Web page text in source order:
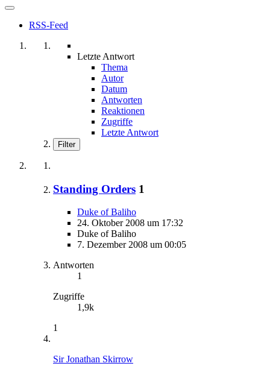
RSS-Feed
Letzte Antwort
Thema
Autor
Datum
Antworten
Reaktionen
Zugriffe
Letzte Antwort
Filter
Standing Orders 1
Duke of Baliho
24. Oktober 2008 um 17:32
Duke of Baliho
7. Dezember 2008 um 00:05
Antworten
1
Zugriffe
1,9k
1
Sir Jonathan Skirrow